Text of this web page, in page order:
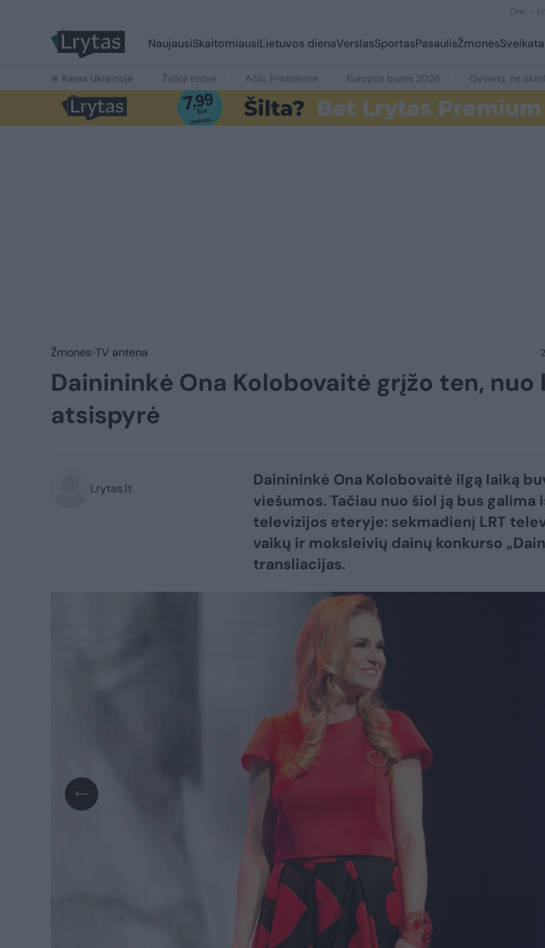
Orai
NaujausiSkaitomiausiLietuvos dienaVerslasSportasPasaulisŽmonėsSveikata
Karas Ukrainoje Žalioji erdvė Ačiū, Prezidente Europos burės 2026 Gyvenu, ne
Žmonės TV antena
Dainininkė Ona Kolobovaitė grįžo ten, nuo
atsispyrė
Lrytas.lt
Dainininkė Ona Kolobovaitė ilgą laiką
viešumos. Tačiau nuo šiol ją bus galima
televizijos eteryje: sekmadienį LRT
vaikų ir moksleivių dainų konkurso
transliacijas.